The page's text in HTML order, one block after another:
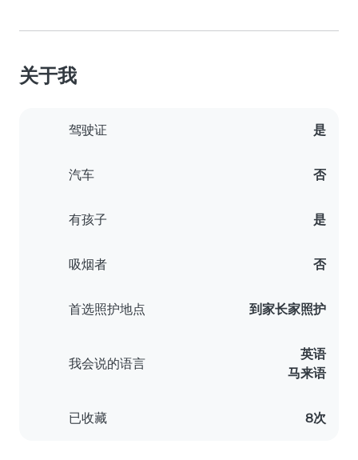
关于我
驾驶证 是
汽车 否
有孩子 是
吸烟者 否
首选照护地点 到家长家照护
我会说的语言
英语
马来语
已收藏 8次